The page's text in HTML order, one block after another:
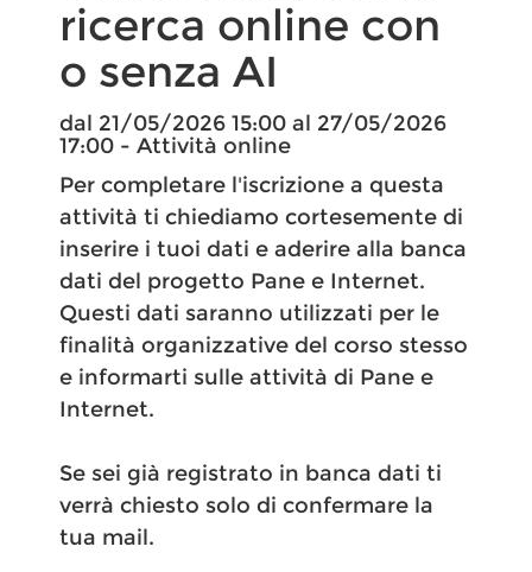
ricerca online con
o senza AI
dal 21/05/2026 15:00 al 27/05/2026
17:00 - Attività online
Per completare l'iscrizione a questa
attività ti chiediamo cortesemente di
inserire i tuoi dati e aderire alla banca
dati del progetto Pane e Internet.
Questi dati saranno utilizzati per le
finalità organizzative del corso stesso
e informarti sulle attività di Pane e
Internet.
Se sei già registrato in banca dati ti
verrà chiesto solo di confermare la
tua mail.